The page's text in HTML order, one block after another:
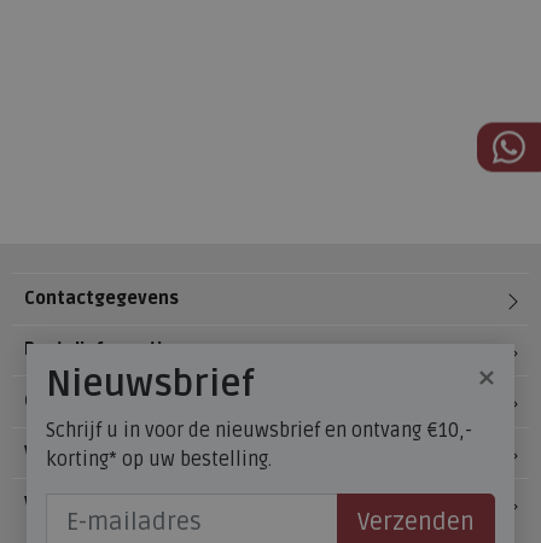
Contactgegevens
Bestelinformatie
Over Meijerink Schoenen
Voetzorg
Veelgestelde vragen
×
Nieuwsbrief
Schrijf u in voor de nieuwsbrief en ontvang €10,-
korting* op uw bestelling.
Verzenden